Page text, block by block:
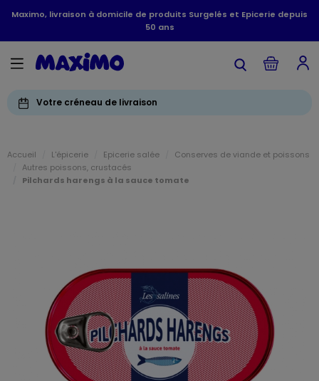
Maximo, livraison à domicile de produits Surgelés et Epicerie depuis
50 ans
Votre créneau de livraison
Accueil L'épicerie Epicerie salée
Conserves de viande et poissons
Autres poissons, crustacés
Pilchards harengs à la sauce tomate